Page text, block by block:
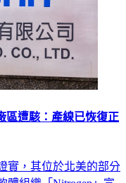
區遭駭：產線已恢復正
實，其位於北美的部分